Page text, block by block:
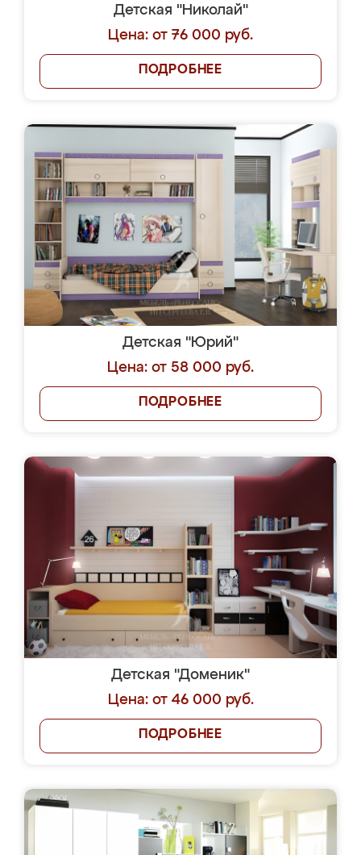
Детская "Николай"
Цена: от 76 000 руб.
ПОДРОБНЕЕ
Детская "Юрий"
Цена: от 58 000 руб.
ПОДРОБНЕЕ
Детская "Доменик"
Цена: от 46 000 руб.
ПОДРОБНЕЕ